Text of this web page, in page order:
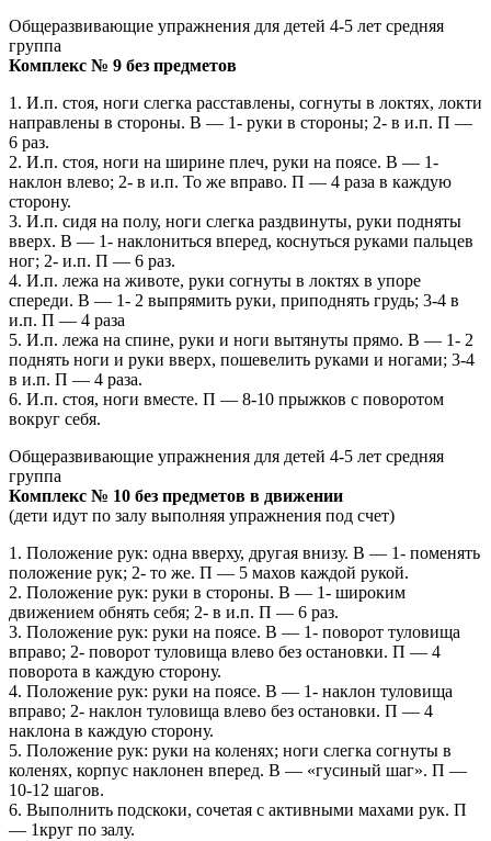
Общеразвивающие упражнения для детей 4-5 лет средняя
группа
Комплекс № 9 без предметов
1. И.п. стоя, ноги слегка расставлены, согнуты в локтях, локти
направлены в стороны. В — 1- руки в стороны; 2- в и.п. П —
6 раз.
2. И.п. стоя, ноги на ширине плеч, руки на поясе. В — 1-
наклон влево; 2- в и.п. То же вправо. П — 4 раза в каждую
сторону.
3. И.п. сидя на полу, ноги слегка раздвинуты, руки подняты
вверх. В — 1- наклониться вперед, коснуться руками пальцев
ног; 2- и.п. П — 6 раз.
4. И.п. лежа на животе, руки согнуты в локтях в упоре
спереди. В — 1- 2 выпрямить руки, приподнять грудь; 3-4 в
и.п. П — 4 раза
5. И.п. лежа на спине, руки и ноги вытянуты прямо. В — 1- 2
поднять ноги и руки вверх, пошевелить руками и ногами; 3-4
в и.п. П — 4 раза.
6. И.п. стоя, ноги вместе. П — 8-10 прыжков с поворотом
вокруг себя.
Общеразвивающие упражнения для детей 4-5 лет средняя
группа
Комплекс № 10 без предметов в движении
(дети идут по залу выполняя упражнения под счет)
1. Положение рук: одна вверху, другая внизу. В — 1- поменять
положение рук; 2- то же. П — 5 махов каждой рукой.
2. Положение рук: руки в стороны. В — 1- широким
движением обнять себя; 2- в и.п. П — 6 раз.
3. Положение рук: руки на поясе. В — 1- поворот туловища
вправо; 2- поворот туловища влево без остановки. П — 4
поворота в каждую сторону.
4. Положение рук: руки на поясе. В — 1- наклон туловища
вправо; 2- наклон туловища влево без остановки. П — 4
наклона в каждую сторону.
5. Положение рук: руки на коленях; ноги слегка согнуты в
коленях, корпус наклонен вперед. В — «гусиный шаг». П —
10-12 шагов.
6. Выполнить подскоки, сочетая с активными махами рук. П
— 1круг по залу.